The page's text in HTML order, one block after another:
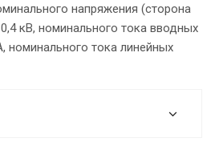
напряжения (сторона
кВ, номинального тока вводных
номинального тока линейных